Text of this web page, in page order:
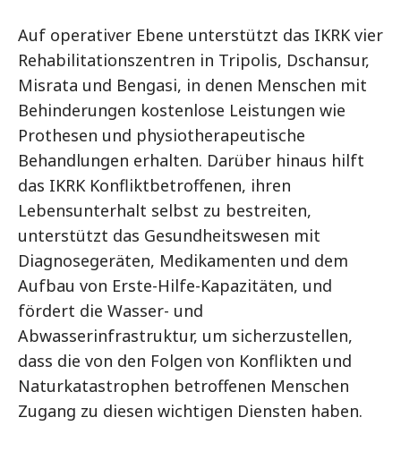
Auf operativer Ebene unterstützt das IKRK vier
Rehabilitationszentren in Tripolis, Dschansur,
Misrata und Bengasi, in denen Menschen mit
Behinderungen kostenlose Leistungen wie
Prothesen und physiotherapeutische
Behandlungen erhalten. Darüber hinaus hilft
das IKRK Konfliktbetroffenen, ihren
Lebensunterhalt selbst zu bestreiten,
unterstützt das Gesundheitswesen mit
Diagnosegeräten, Medikamenten und dem
Aufbau von Erste-Hilfe-Kapazitäten, und
fördert die Wasser- und
Abwasserinfrastruktur, um sicherzustellen,
dass die von den Folgen von Konflikten und
Naturkatastrophen betroffenen Menschen
Zugang zu diesen wichtigen Diensten haben.